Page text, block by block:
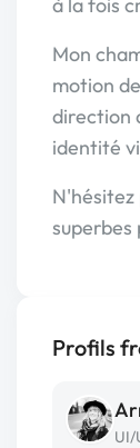
Mon
motion
direction
identité
superbes
Profils
UI/